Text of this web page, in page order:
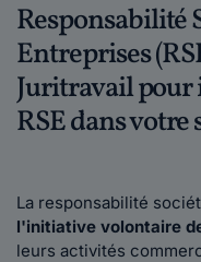
Responsabilité
Entreprises
Juritravail pour
RSE dans
La responsabilité
l'initiative volontaire
leurs activités